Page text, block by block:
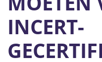
INCERT-